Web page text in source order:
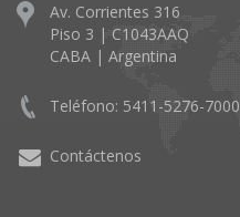
Av. Corrientes 316
Piso 3 | C1043AAQ
CABA | Argentina
Teléfono: 5411-5276-7000
Contáctenos